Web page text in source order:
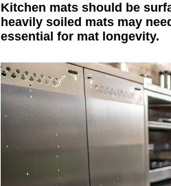
Kitchen mats should be
heavily soiled mats may
essential for mat longevity.